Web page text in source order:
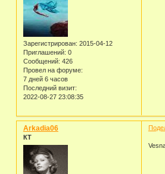
Зарегистрирован: 2015-04-12
Приглашений: 0
Сообщений: 426
Провел на форуме:
7 дней 6 часов
Последний визит:
2022-08-27 23:08:35
Arkadia06
КТ